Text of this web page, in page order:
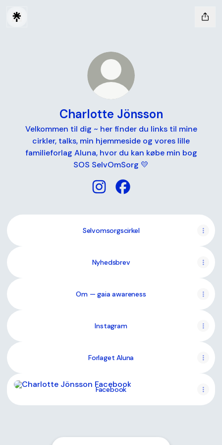
Charlotte Jönsson
Velkommen til dig ~ her finder du links til mine
cirkler, talks, min hjemmeside og vores lille
familieforlag Aluna, hvor du kan købe min bog
SOS SelvOmSorg 💛
Selvomsorgscirkel
Nyhedsbrev
Om — gaia awareness
Instagram
Forlaget Aluna
Facebook
Facebook